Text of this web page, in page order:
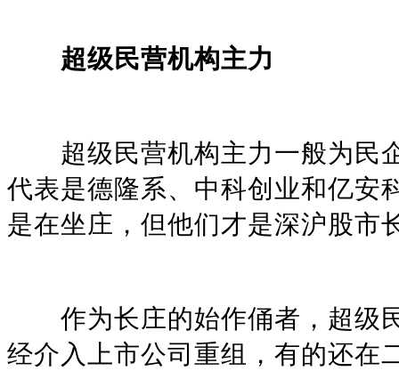
超级民营机构主力
超级民营机构主力一般为民
代表是德隆系、中科创业和亿安
是在坐庄，但他们才是深沪股市
作为长庄的始作俑者，超级民
经介入上市公司重组，有的还在